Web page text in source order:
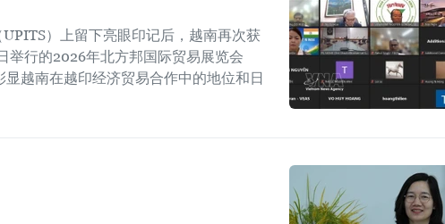
）上留下亮眼印记后，越南再次获
举行的2026年北方邦国际贸易展览会
显越南在越印经济贸易合作中的地位和日